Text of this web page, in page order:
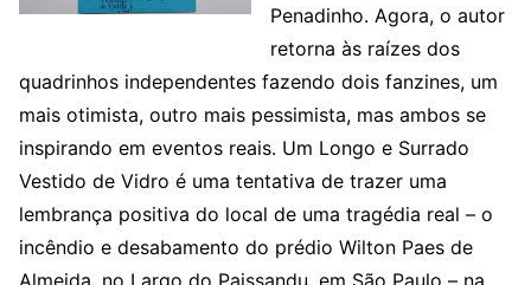
Penadinho. Agora, o autor
retorna às raízes dos
quadrinhos independentes fazendo dois fanzines, um
mais otimista, outro mais pessimista, mas ambos se
inspirando em eventos reais. Um Longo e Surrado
Vestido de Vidro é uma tentativa de trazer uma
lembrança positiva do local de uma tragédia real – o
incêndio e desabamento do prédio Wilton Paes de